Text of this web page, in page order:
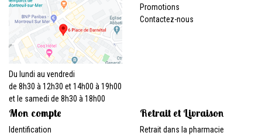
Du lundi au vendredi
de 8h30 à 12h30 et 14h00 à 19h00
et le samedi de 8h30 à 18h00
Promotions
Contactez-nous
Mon compte
Identification
Retrait et Livraison
Retrait dans la pharmacie